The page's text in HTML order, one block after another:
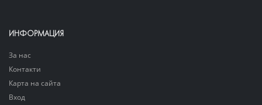
ИНФОРМАЦИЯ
За нас
Контакти
Карта на сайта
Вход